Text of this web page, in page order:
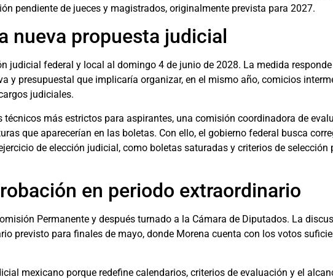
pendiente de jueces y magistrados, originalmente prevista para 2027.
nueva propuesta judicial
judicial federal y local al domingo 4 de junio de 2028. La medida responde
y presupuestal que implicaría organizar, en el mismo año, comicios
judiciales.
más estrictos para aspirantes, una comisión coordinadora de
que aparecerían en las boletas. Con ello, el gobierno federal busca
de elección judicial, como boletas saturadas y criterios de selección
en periodo extraordinario
Permanente y después turnado a la Cámara de Diputados. La
previsto para finales de mayo, donde Morena cuenta con los votos
mexicano porque redefine calendarios, criterios de evaluación y el